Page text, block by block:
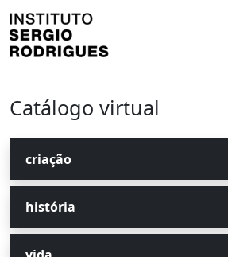
Catálogo virtual
criação
história